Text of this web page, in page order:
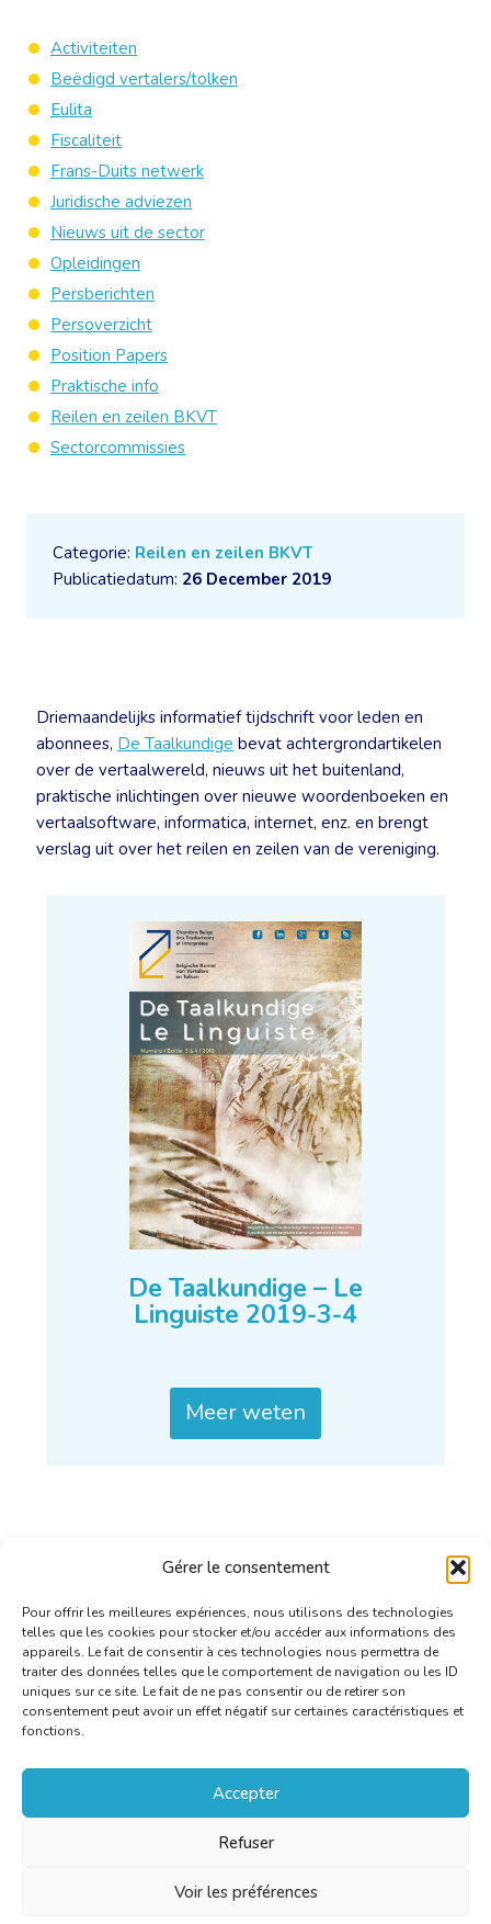
Gérer le consentement
Pour offrir les meilleures expériences, nous utilisons des technologies
telles que les cookies pour stocker et/ou accéder aux informations des
appareils. Le fait de consentir à ces technologies nous permettra de
traiter des données telles que le comportement de navigation ou les ID
uniques sur ce site. Le fait de ne pas consentir ou de retirer son
consentement peut avoir un effet négatif sur certaines caractéristiques et
fonctions.
Accepter
Refuser
Voir les préférences
Categorie: Reilen en zeilen BKVT
Publicatiedatum: 26 December 2019
Driemaandelijks informatief tijdschrift voor leden en
abonnees, De Taalkundige bevat achtergrondartikelen
over de vertaalwereld, nieuws uit het buitenland,
praktische inlichtingen over nieuwe woordenboeken en
vertaalsoftware, informatica, internet, enz. en brengt
verslag uit over het reilen en zeilen van de vereniging.
De Taalkundige – Le
Linguiste 2019-3-4
Meer weten
Activiteiten
Beëdigd vertalers/tolken
Eulita
Fiscaliteit
Frans-Duits netwerk
Juridische adviezen
Nieuws uit de sector
Opleidingen
Persberichten
Persoverzicht
Position Papers
Praktische info
Reilen en zeilen BKVT
Sectorcommissies